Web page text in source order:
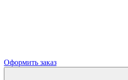
Оформить заказ